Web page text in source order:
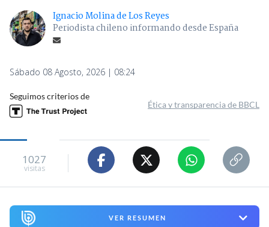
Ignacio Molina de Los Reyes
Periodista chileno informando desde España
Sábado 08 Agosto, 2026 | 08:24
Seguimos criterios de
Ética y transparencia de BBCL
1027
visitas
VER RESUMEN